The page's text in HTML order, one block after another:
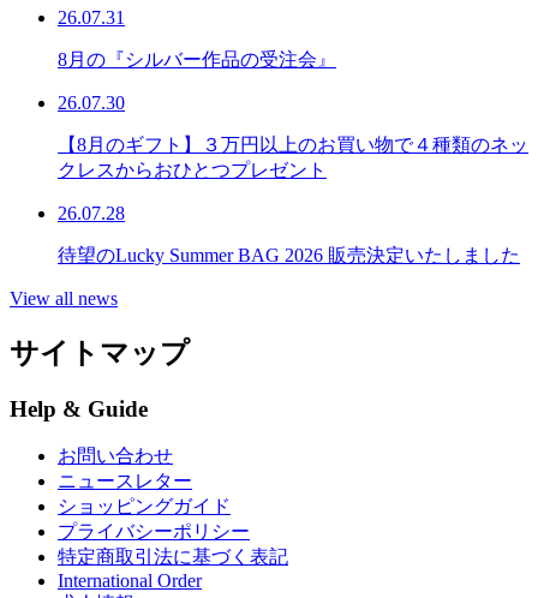
26.07.31
8月の『シルバー作品の受注会』
26.07.30
【8月のギフト】３万円以上のお買い物で４種類のネッ
クレスからおひとつプレゼント
26.07.28
待望のLucky Summer BAG 2026 販売決定いたしました
View all news
サイトマップ
Help & Guide
お問い合わせ
ニュースレター
ショッピングガイド
プライバシーポリシー
特定商取引法に基づく表記
International Order